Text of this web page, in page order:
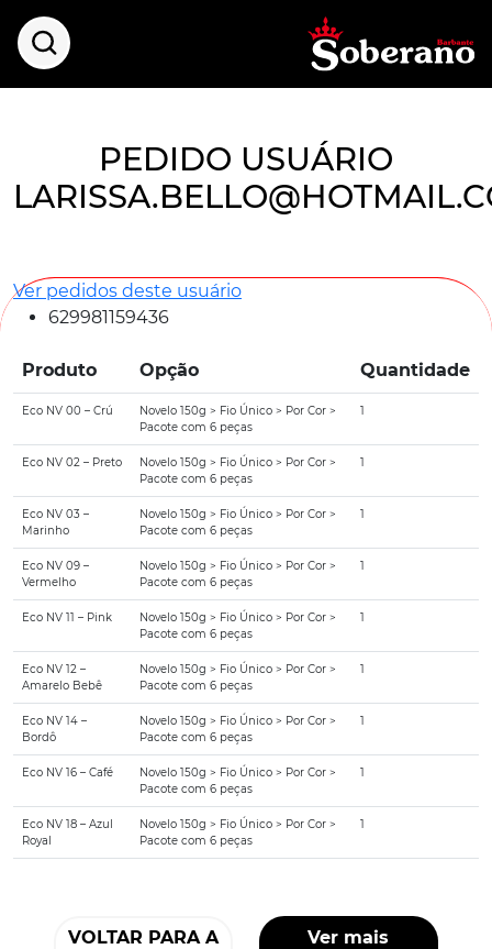
PEDIDO USUÁRIO
Ver pedidos deste usuário
629981159436
Produto Opção Quantidade
Eco NV 00 – Crú
Novelo 150g > Fio Único > Por Cor >
Pacote com 6 peças
1
Eco NV 02 – Preto
Novelo 150g > Fio Único > Por Cor >
Pacote com 6 peças
1
Eco NV 03 –
Marinho
Novelo 150g > Fio Único > Por Cor >
Pacote com 6 peças
1
Eco NV 09 –
Vermelho
Novelo 150g > Fio Único > Por Cor >
Pacote com 6 peças
1
Eco NV 11 – Pink
Novelo 150g > Fio Único > Por Cor >
Pacote com 6 peças
1
Eco NV 12 –
Amarelo Bebê
Novelo 150g > Fio Único > Por Cor >
Pacote com 6 peças
1
Eco NV 14 –
Bordô
Novelo 150g > Fio Único > Por Cor >
Pacote com 6 peças
1
Eco NV 16 – Café
Novelo 150g > Fio Único > Por Cor >
Pacote com 6 peças
1
Eco NV 18 – Azul
Royal
Novelo 150g > Fio Único > Por Cor >
Pacote com 6 peças
1
VOLTAR PARA A
Ver mais